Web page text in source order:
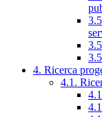
4. Ricerca
4.1.